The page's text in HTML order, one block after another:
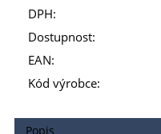
DPH:
Dostupnost:
EAN:
Kód výrobce:
Popis